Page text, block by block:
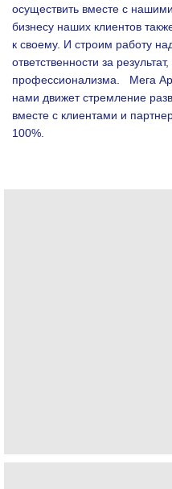
осуществить вместе с
бизнесу наших клиентов
к своему. И строим работу
ответственности за
профессионализма. Мега
нами движет стремление
вместе с клиентами и
100%.